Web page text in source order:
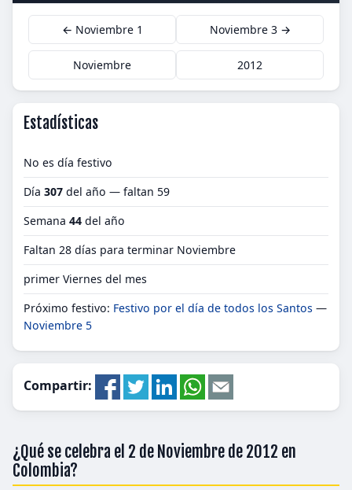
← Noviembre 1 Noviembre 3 →
Noviembre 2012
Estadísticas
No es día festivo
Día 307 del año — faltan 59
Semana 44 del año
Faltan 28 días para terminar Noviembre
primer Viernes del mes
Próximo festivo: Festivo por el día de todos los Santos —
Noviembre 5
Compartir:
¿Qué se celebra el 2 de Noviembre de 2012 en
Colombia?